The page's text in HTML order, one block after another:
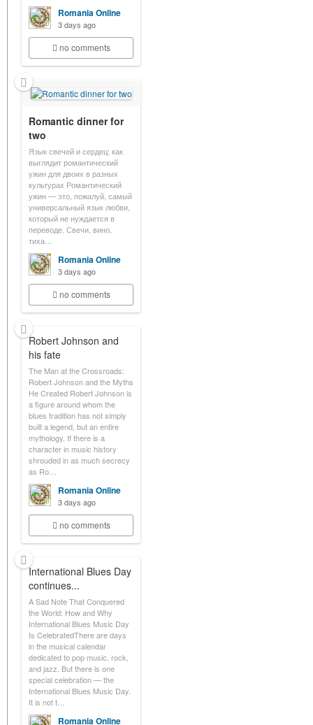
Romania Online
3 days ago
no comments
Romantic dinner for
two
Язык свечей и сердец: как
выглядит романтический
ужин для двоих в разных
культурах Романтический
ужин — это, пожалуй, самый
универсальный язык любви,
который не нуждается в
переводе. Свечи, вино,
тиха…
Romania Online
3 days ago
no comments
Robert Johnson and
his fate
The Man at the Crossroads:
Robert Johnson and the Myths
He Created Robert Johnson is
a figure around whom the
blues tradition has not simply
built a legend, but an entire
mythology. If there is a
character in music history
shrouded in as much secrecy
as Ro…
Romania Online
3 days ago
no comments
International Blues Day
continues...
A Sad Note That Conquered
the World: How and Why
International Blues Music Day
Is CelebratedThere are days
in the musical calendar
dedicated to pop music, rock,
and jazz. But there is one
special celebration — the
International Blues Music Day.
It is not t…
Romania Online